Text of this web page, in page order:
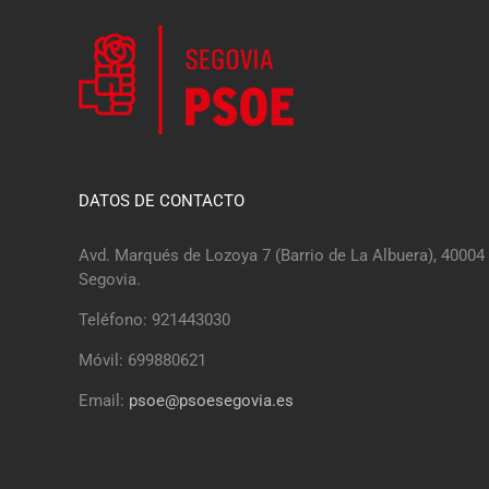
DATOS DE CONTACTO
Avd. Marqués de Lozoya 7 (Barrio de La Albuera), 40004
Segovia.
Teléfono: 921443030
Móvil: 699880621
Email: psoe@psoesegovia.es